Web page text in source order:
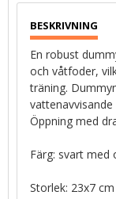
En robust
och våtfoder,
träning.
Öppning med
Färg: svart med
Storlek: 23x7 cm